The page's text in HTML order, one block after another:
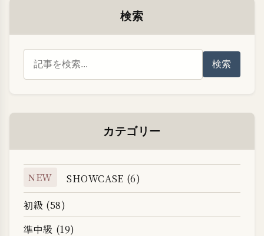
検索
検索
カテゴリー
NEW SHOWCASE (6)
初級 (58)
準中級 (19)